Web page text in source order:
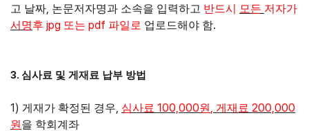
고 날짜, 논문저자명과 소속을 입력하고 반드시 모든 저자가
서명후 jpg 또는 pdf 파일로 업로드해야 함.
3. 심사료 및 게재료 납부 방법
1) 게재가 확정된 경우, 심사료 100,000원 , 게재료 200,000
원 을 학회계좌